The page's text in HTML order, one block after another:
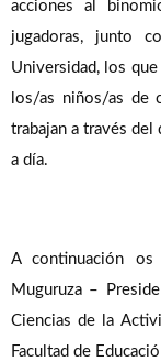
acciones al
jugadoras, junto
Universidad, los
los/as niños/as de
trabajan a través
a día.
A continuación os
Muguruza –
Ciencias de la
Facultad de